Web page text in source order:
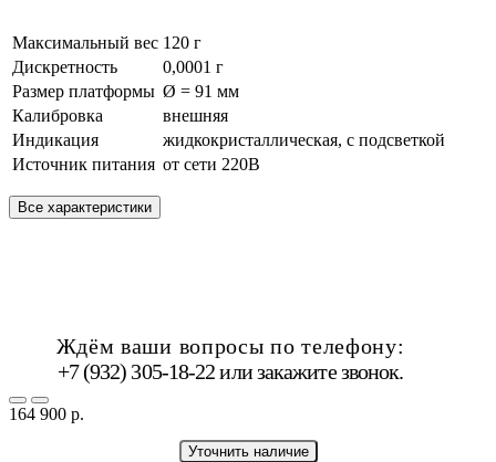
Максимальный вес 120 г
Дискретность
0,0001 г
Размер платформы Ø = 91 мм
Калибровка
внешняя
Индикация
жидкокристаллическая, с подсветкой
Источник питания от сети 220В
Все характеристики
Ждём ваши вопросы по телефону:
+7 (932) 305-18-22 илизакажите звонок.
164 900 р.
Уточнить наличие